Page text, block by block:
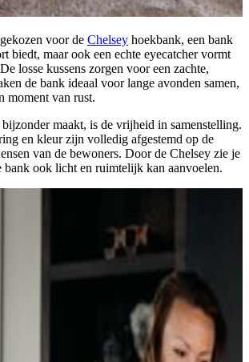
voor de Chelsey hoekbank, een bank
biedt, maar ook een echte eyecatcher vormt
losse kussens zorgen voor een zachte,
de bank ideaal voor lange avonden samen,
moment van rust.
maakt, is de vrijheid in samenstelling.
en kleur zijn volledig afgestemd op de
van de bewoners. Door de Chelsey zie je
bank ook licht en ruimtelijk kan aanvoelen.